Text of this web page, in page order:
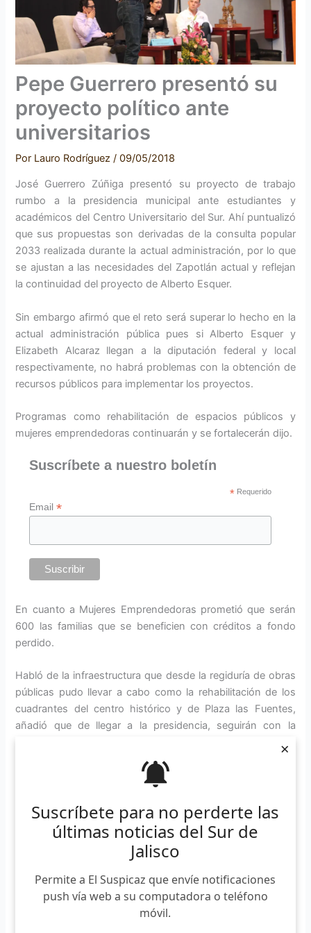
Suscríbete para no perderte las
últimas noticias del Sur de
Jalisco
Permite a El Suspicaz que envíe notificaciones
push vía web a su computadora o teléfono
móvil.
×
Pepe Guerrero presentó su
proyecto político ante
universitarios
Por Lauro Rodríguez/09/05/2018
José Guerrero Zúñiga presentó su proyecto de trabajo
rumbo a la presidencia municipal ante estudiantes y
académicos del Centro Universitario del Sur. Ahí puntualizó
que sus propuestas son derivadas de la consulta popular
2033 realizada durante la actual administración, por lo que
se ajustan a las necesidades del Zapotlán actual y reflejan
la continuidad del proyecto de Alberto Esquer.
Sin embargo afirmó que el reto será superar lo hecho en la
actual administración pública pues si Alberto Esquer y
Elizabeth Alcaraz llegan a la diputación federal y local
respectivamente, no habrá problemas con la obtención de
recursos públicos para implementar los proyectos.
Programas como rehabilitación de espacios públicos y
mujeres emprendedoras continuarán y se fortalecerán dijo.
Suscríbete a nuestro boletín
* Requerido
Email*
En cuanto a Mujeres Emprendedoras prometió que serán
600 las familias que se beneficien con créditos a fondo
perdido.
Habló de la infraestructura que desde la regiduría de obras
públicas pudo llevar a cabo como la rehabilitación de los
cuadrantes del centro histórico y de Plaza las Fuentes,
añadió que de llegar a la presidencia, seguirán con la
para personas con discapacidades. Además será zona
treinta para evitar accidentes.
Reafirmó que con la creación del «hospitalito para
mascotas», los estudiantes del CUSur, principalmente de la
Licenciatura en Veterinaria, podrán colaborar en tener el
personal capacitado para la atención de los animales que
los zapotlenses lleven a atención médica.
Pepe Guerrero presentó su iniciativa para la creación de la